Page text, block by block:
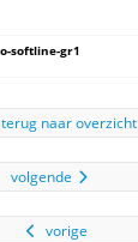
softline-gr1
terug naar overzicht
volgende
vorige